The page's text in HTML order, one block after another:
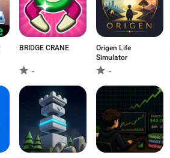
BRIDGE CRANE
-
Origen Life
Simulator
-